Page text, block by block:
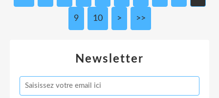
9 10 20
30
> >>
Newsletter